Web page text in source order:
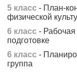
5 класс - План-
физической
6 класс -
подготовке
6 класс -
группа